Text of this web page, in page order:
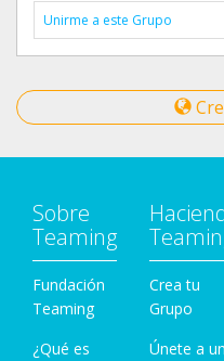
Unirme a este Grupo
Sobre
Teaming
Fundación
Teaming
¿Qué es
Crea tu
Grupo
Únete a un